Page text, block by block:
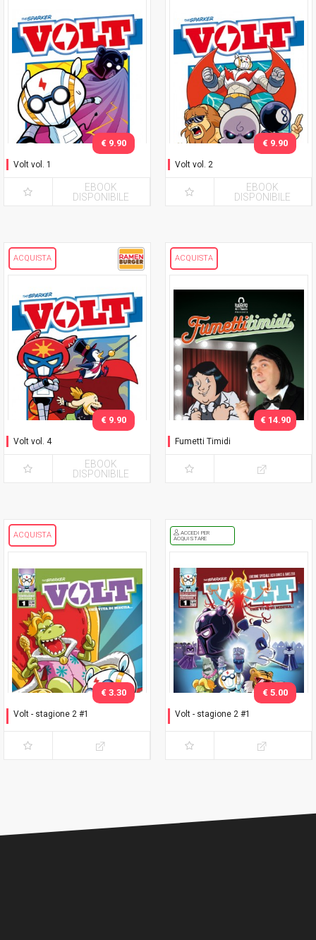
Volt vol. 1
€ 9.90
EBOOK
DISPONIBILE
Volt vol. 2
€ 9.90
EBOOK
DISPONIBILE
ACQUISTA
Volt vol. 4
€ 9.90
EBOOK
DISPONIBILE
ACQUISTA
Fumetti Timidi
€ 14.90
ACQUISTA
Volt - stagione 2 #1
€ 3.30
ACCEDI PER
ACQUISTARE
Volt - stagione 2 #1
Lucca C&G 2018
€ 5.00